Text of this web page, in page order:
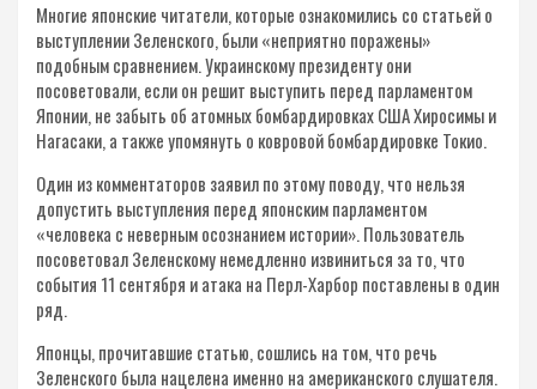
Многие японские читатели, которые ознакомились со статьей о
выступлении Зеленского, были «неприятно поражены»
подобным сравнением. Украинскому президенту они
посоветовали, если он решит выступить перед парламентом
Японии, не забыть об атомных бомбардировках США Хиросимы и
Нагасаки, а также упомянуть о ковровой бомбардировке Токио.
Один из комментаторов заявил по этому поводу, что нельзя
допустить выступления перед японским парламентом
«человека с неверным осознанием истории». Пользователь
посоветовал Зеленскому немедленно извиниться за то, что
события 11 сентября и атака на Перл-Харбор поставлены в один
ряд.
Японцы, прочитавшие статью, сошлись на том, что речь
Зеленского была нацелена именно на американского слушателя.